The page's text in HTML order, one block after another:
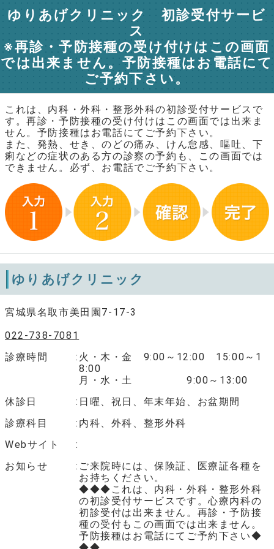
ゆりあげクリニック 初診受付サービ
ス
※再診・予防接種の受け付けはこの画面
では出来ません。予防接種はお電話にて
ご予約下さい。
これは、内科・外科・整形外科の初診受付サービスで
す。再診・予防接種の受け付けはこの画面では出来ま
せん。予防接種はお電話にてご予約下さい。
また、発熱、せき、のどの痛み、けん怠感、嘔吐、下
痢などの症状のある方の診察の予約も、この画面では
できません。必ず、お電話でご予約下さい。
ゆりあげクリニック
宮城県名取市美田園7-17-3
022-738-7081
診療時間
火・木・金 9:00～12:00 15:00～1
8:00
月・水・土 9:00～13:00
休診日
日曜、祝日、年末年始、お盆期間
診療科目
内科、外科、整形外科
Webサイト
お知らせ
ご来院時には、保険証、医療証各種を
お持ちください。
◆◆◆これは、内科・外科・整形外科
の初診受付サービスです。心療内科の
初診受付は出来ません。再診・予防接
種の受付もこの画面では出来ません。
予防接種はお電話にてご予約下さい◆